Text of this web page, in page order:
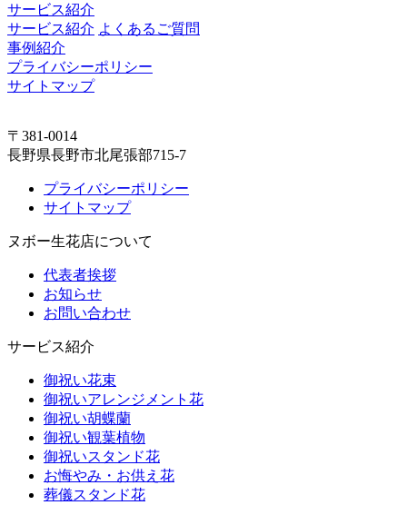
サービス紹介
サービス紹介 よくあるご質問
事例紹介
プライバシーポリシー
サイトマップ
〒381-0014
長野県長野市北尾張部715-7
プライバシーポリシー
サイトマップ
ヌボー生花店について
代表者挨拶
お知らせ
お問い合わせ
サービス紹介
御祝い花束
御祝いアレンジメント花
御祝い胡蝶蘭
御祝い観葉植物
御祝いスタンド花
お悔やみ・お供え花
葬儀スタンド花